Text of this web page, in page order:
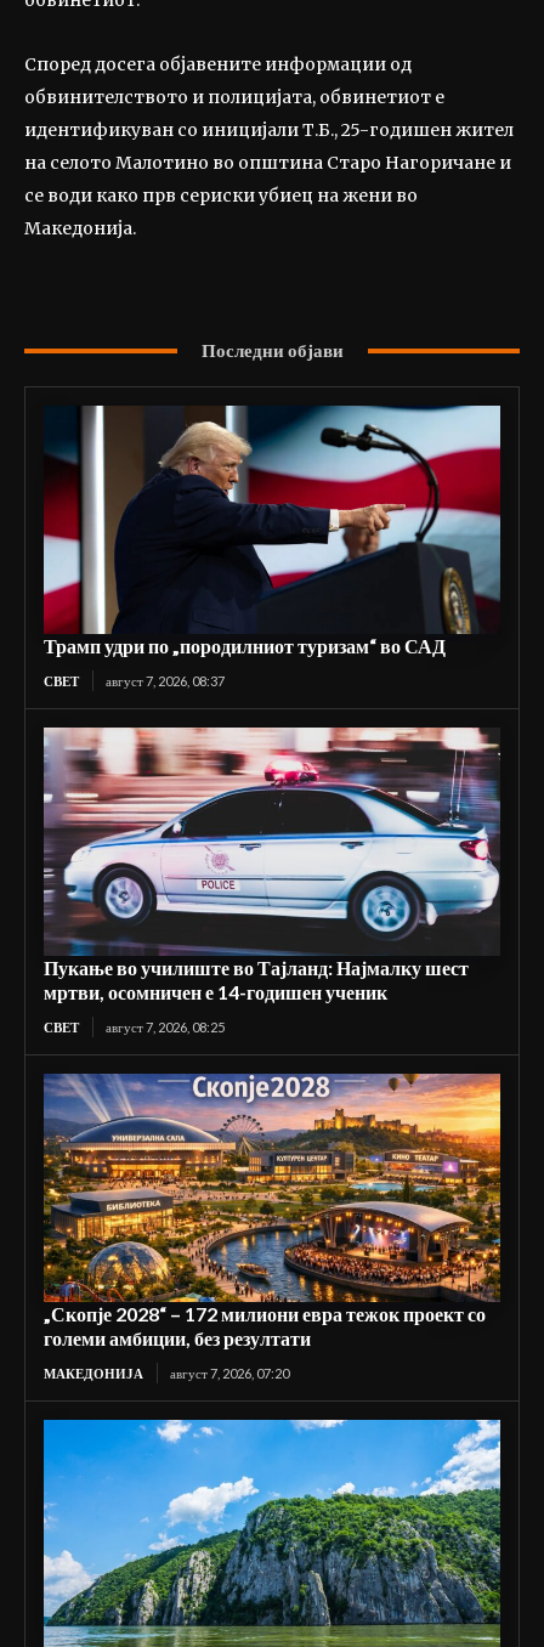
Според досега објавените информации од
обвинителството и полицијата, обвинетиот е
идентификуван со иницијали Т.Б., 25-годишен жител
на селото Малотино во општина Старо Нагоричане и
се води како прв сериски убиец на жени во
Македонија.
Последни објави
Трамп удри по „породилниот туризам“ во САД
СВЕТ август 7, 2026, 08:37
Пукање во училиште во Тајланд: Најмалку шест
мртви, осомничен е 14-годишен ученик
СВЕТ август 7, 2026, 08:25
„Скопје 2028“ – 172 милиони евра тежок проект со
големи амбиции, без резултати
МАКЕДОНИЈА август 7, 2026, 07:20